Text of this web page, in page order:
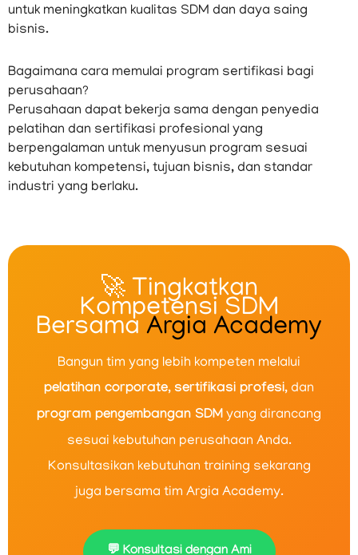
untuk meningkatkan kualitas SDM dan daya saing
bisnis.
Bagaimana cara memulai program sertifikasi bagi
perusahaan?
Perusahaan dapat bekerja sama dengan penyedia
pelatihan dan sertifikasi profesional yang
berpengalaman untuk menyusun program sesuai
kebutuhan kompetensi, tujuan bisnis, dan standar
industri yang berlaku.
🚀 Tingkatkan
Kompetensi SDM
Bersama Argia Academy
Bangun tim yang lebih kompeten melalui
pelatihan corporate, sertifikasi profesi, dan
program pengembangan SDM yang dirancang
sesuai kebutuhan perusahaan Anda.
Konsultasikan kebutuhan training sekarang
juga bersama tim Argia Academy.
💬 Konsultasi dengan Ami